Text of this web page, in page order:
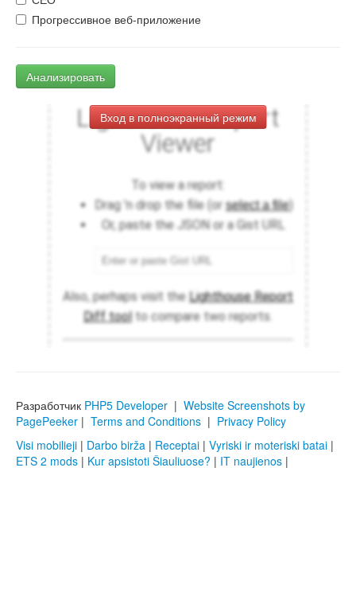
Прогрессивное веб-приложение
Анализировать
Вход в полноэкранный режим
Разработчик PHP5 Developer | Website Screenshots by
PagePeeker | Terms and Conditions | Privacy Policy
Visi mobilieji | Darbo birža | Receptai | Vyriski ir moteriski batai |
ETS 2 mods | Kur apsistoti Šiauliuose? | IT naujienos |